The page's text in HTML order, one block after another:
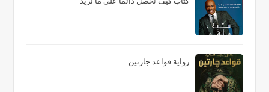
رواية قواعد جارتين